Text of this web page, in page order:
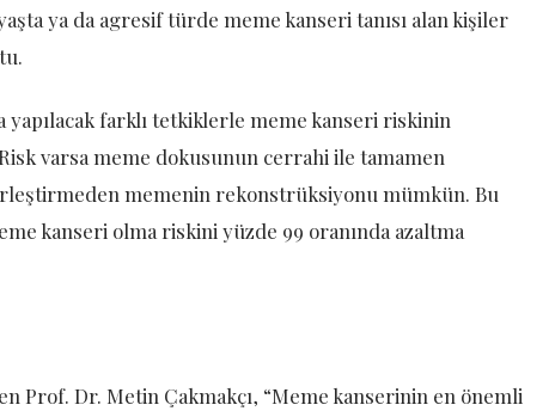
ya da agresif türde meme kanseri tanısı alan kişiler
farklı tetkiklerle meme kanseri riskinin
varsa meme dokusunun cerrahi ile tamamen
memenin rekonstrüksiyonu mümkün. Bu
kanseri olma riskini yüzde 99 oranında azaltma
Prof. Dr. Metin Çakmakçı, “Meme kanserinin en önemli